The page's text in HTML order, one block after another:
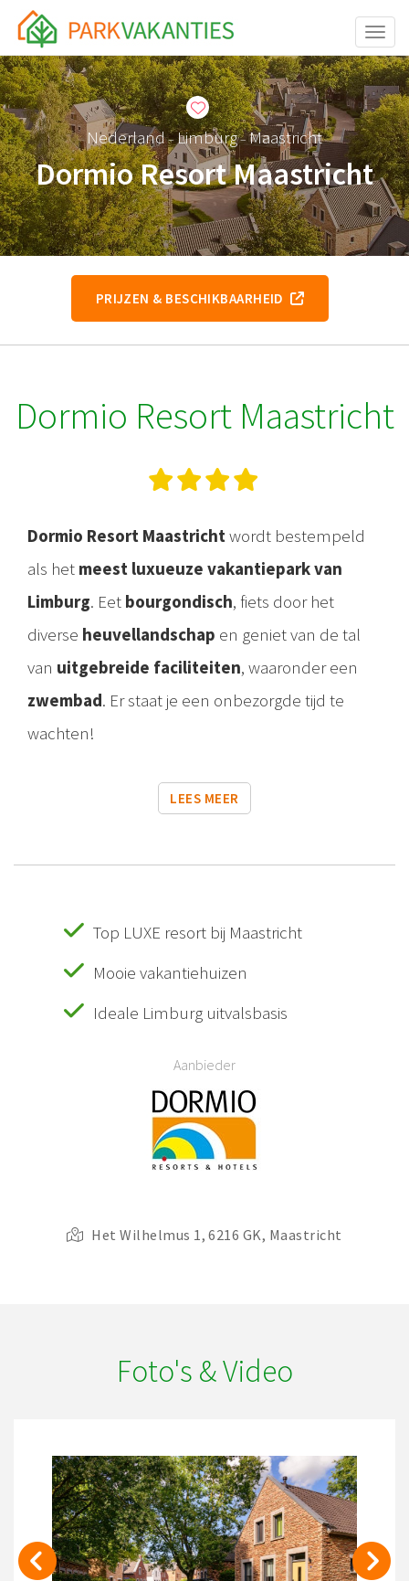
Nederland–Limburg–Maastricht
Dormio Resort Maastricht
PRIJZEN & BESCHIKBAARHEID
Dormio Resort Maastricht
Dormio Resort Maastrichtwordt bestempeld
als het meest luxueuze vakantiepark van
Limburg. Eet bourgondisch, fiets door het
diverse heuvellandschap en geniet van de tal
van uitgebreide faciliteiten, waaronder een
zwembad. Er staat je een onbezorgde tijd te
wachten!
LEES MEER
Top LUXE resort bij Maastricht
Mooie vakantiehuizen
Ideale Limburg uitvalsbasis
Aanbieder
Het Wilhelmus 1, 6216 GK, Maastricht
Foto's & Video